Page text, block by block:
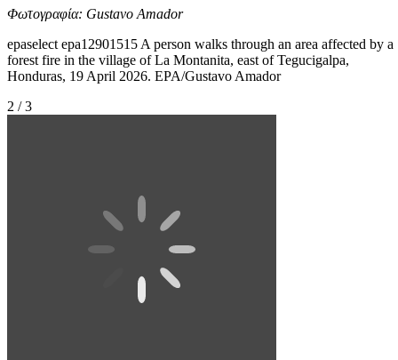
Φωτογραφία: Gustavo Amador
epaselect epa12901515 A person walks through an area affected by a
forest fire in the village of La Montanita, east of Tegucigalpa,
Honduras, 19 April 2026. EPA/Gustavo Amador
2 / 3